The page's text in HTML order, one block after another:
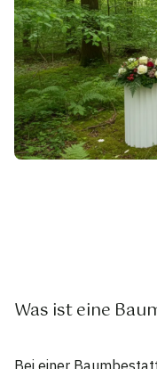
Was ist eine